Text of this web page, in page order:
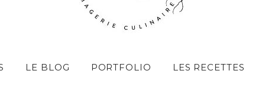
LE BLOG PORTFOLIO LES RECETTES